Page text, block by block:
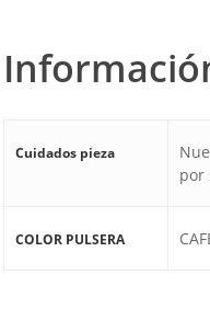
Cuidados pieza
por
COLOR PULSERA